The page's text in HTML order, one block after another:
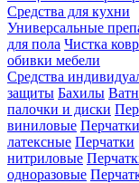
Средства для кухни
Универсальные
для пола Чистка
обивки мебели
Средства
защиты Бахилы
палочки и диски
виниловые Перчатки
латексные Перчатки
нитриловые
одноразовые